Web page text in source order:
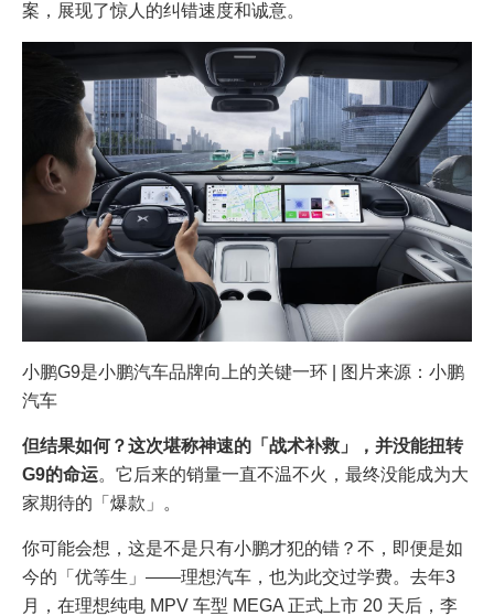
案，展现了惊人的纠错速度和诚意。
小鹏G9是小鹏汽车品牌向上的关键一环 | 图片来源：小鹏
汽车
但结果如何？这次堪称神速的「战术补救」，并没能扭转
G9的命运。它后来的销量一直不温不火，最终没能成为大
家期待的「爆款」。
你可能会想，这是不是只有小鹏才犯的错？不，即便是如
今的「优等生」——理想汽车，也为此交过学费。去年3
月，在理想纯电 MPV 车型 MEGA 正式上市 20 天后，李